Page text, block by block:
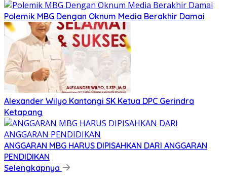
Polemik MBG Dengan Oknum Media Berakhir Damai
Alexander Wilyo Kantongi SK Ketua DPC Gerindra
Ketapang
ANGGARAN MBG HARUS DIPISAHKAN DARI ANGGARAN
PENDIDIKAN
Selengkapnya